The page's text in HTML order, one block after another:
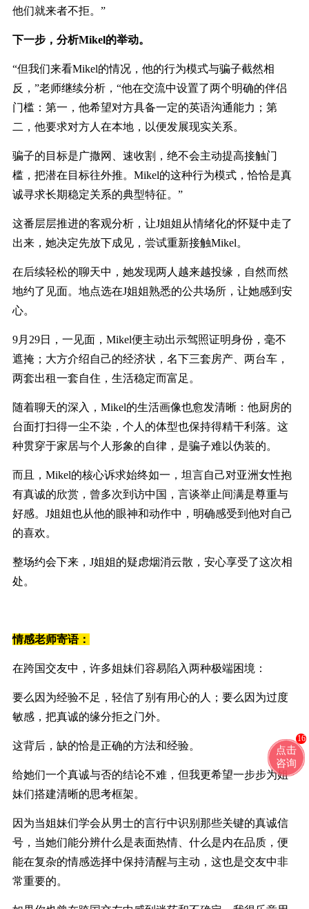
他们就来者不拒。”
下一步，分析Mikel的举动。
“但我们来看Mikel的情况，他的行为模式与骗子截然相
反，”老师继续分析，“他在交流中设置了两个明确的伴侣
门槛：第一，他希望对方具备一定的英语沟通能力；第
二，他要求对方人在本地，以便发展现实关系。
骗子的目标是广撒网、速收割，绝不会主动提高接触门
槛，把潜在目标往外推。 Mikel的这种行为模式，恰恰是真
诚寻求长期稳定关系的典型特征。”
这番层层推进的客观分析，让J姐姐从情绪化的怀疑中走了
出来，她决定先放下成见，尝试重新接触Mikel。
在后续轻松的聊天中，她发现两人越来越投缘，自然而然
地约了见面。地点选在J姐姐熟悉的公共场所，让她感到安
心。
9月 29日，一见面， Mikel便主动出示驾照证明身份，毫不
遮掩；大方介绍自己的经济状，名下三套房产、两台车，
两套出租一套自住，生活稳定而富足。
随着聊天的深入， Mikel的生活画像也愈发清晰：他厨房的
台面打扫得一尘不染，个人的体型也保持得精干利落。这
种贯穿于家居与个人形象的自律，是骗子难以伪装的。
而且， Mikel的核心诉求始终如一，坦言自己对亚洲女性抱
有真诚的欣赏，曾多次到访中国，言谈举止间满是尊重与
好感。 J姐姐也从他的眼神和动作中，明确感受到他对自己
的喜欢。
整场约会下来， J姐姐的疑虑烟消云散，安心享受了这次相
处。
情感老师寄语：
在跨国交友中，许多姐妹们容易陷入两种极端困境：
要么因为经验不足，轻信了别有用心的人；要么因为过度
敏感，把真诚的缘分拒之门外。
这背后，缺的恰是正确的方法和经验。
给她们一个真诚与否的结论不难，但我更希望一步步为姐
妹们搭建清晰的思考框架。
因为当姐妹们学会从男士的言行中识别那些关键的真诚信
号，当她们能分辨什么是表面热情、什么是内在品质，便
能在复杂的情感选择中保持清醒与主动，这也是交友中非
常重要的。
点击
咨询
16